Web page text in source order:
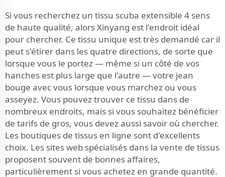
Si vous recherchez un tissu scuba extensible 4 sens
de haute qualité, alors Xinyang est l'endroit idéal
pour chercher. Ce tissu unique est très demandé car il
peut s'étirer dans les quatre directions, de sorte que
lorsque vous le portez — même si un côté de vos
hanches est plus large que l'autre — votre jean
bouge avec vous lorsque vous marchez ou vous
asseyez. Vous pouvez trouver ce tissu dans de
nombreux endroits, mais si vous souhaitez bénéficier
de tarifs de gros, vous devez aussi savoir où chercher.
Les boutiques de tissus en ligne sont d'excellents
choix. Les sites web spécialisés dans la vente de tissus
proposent souvent de bonnes affaires,
particulièrement si vous achetez en grande quantité.